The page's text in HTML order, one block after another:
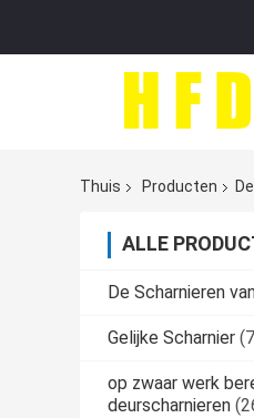
Thuis Producten
ALLE
De Scharnieren
Gelijke Scharnier
op zwaar werk
deurscharnieren